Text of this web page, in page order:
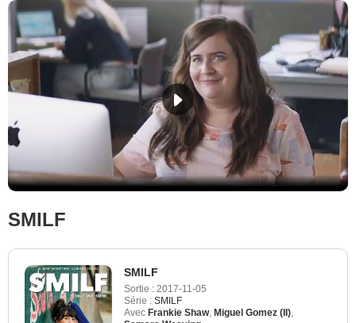
SMILF
SMILF
Sortie : 2017-11-05
Série : SMILF
Avec Frankie Shaw, Miguel Gomez (II),